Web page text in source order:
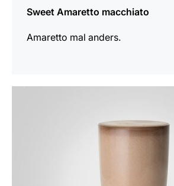
Sweet Amaretto macchiato
Amaretto mal anders.